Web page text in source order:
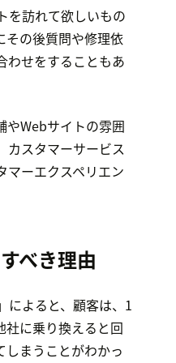
を訪れて欲しいもの
その後質問や修理依
わせをすることもあ
やWebサイトの雰囲
カスタマーサービス
マーエクスペリエン
べき理由
によると、顧客は、1
社に乗り換えると回
しまうことがわかっ